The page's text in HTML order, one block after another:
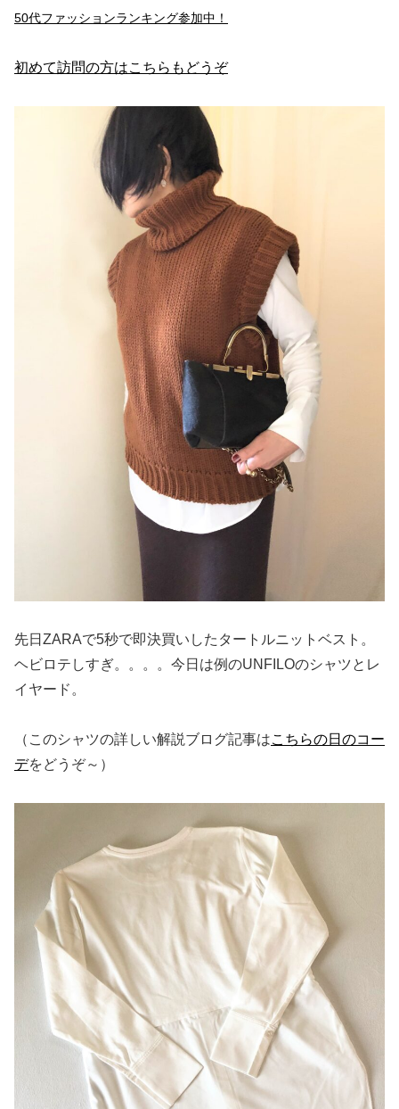
50代ファッションランキング参加中！
初めて訪問の方はこちらもどうぞ
先日ZARAで5秒で即決買いしたタートルニットベスト。
ヘビロテしすぎ。。。。今日は例のUNFILOのシャツとレ
イヤード。
（このシャツの詳しい解説ブログ記事はこちらの日のコー
デをどうぞ～）